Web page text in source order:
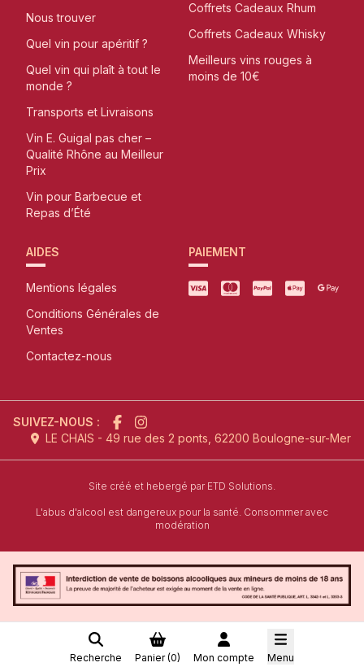
Recherche Panier (0) Mon compte Menu
Nous trouver
Quel vin pour apéritif ?
Quel vin qui plaît à tout le
monde ?
Transports et Livraisons
Vin E. Guigal pas cher –
Qualité Rhône au Meilleur
Prix
Vin pour Barbecue et
Repas d’Été
Coffrets Cadeaux Rhum
Coffrets Cadeaux Whisky
Meilleurs vins rouges à
moins de 10€
AIDES
Mentions légales
Conditions Générales de
Ventes
Contactez-nous
PAIEMENT
SUIVEZ-NOUS :
LE CHAIS - 49 rue des 2 ponts, 62200 Boulogne-sur-Mer
Site créé et hebergé parl'agence de création de site
ETD Solutions.
L'abus d'alcool est dangereux pour la santé. Consommer avec
modération